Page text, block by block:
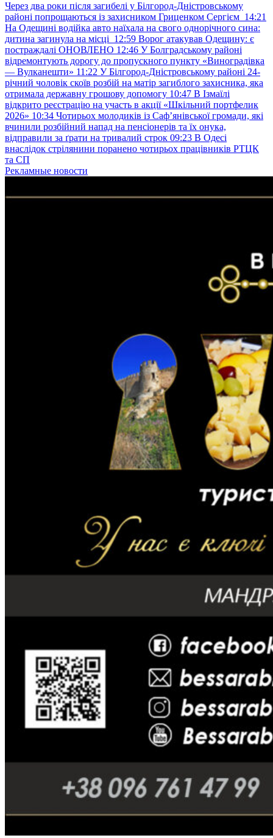
Через два роки після загибелі у Білгород-Дністровському
районі попрощаються із захисником Гриценком Сергієм 14:21
На Одещині водійка авто наїхала на свого однорічного сина:
дитина загинула на місці 12:59 Ворог атакував Одещину: є
постраждалі ОНОВЛЕНО 12:46 У Болградському районі
відремонтують дорогу до пропускного пункту «Виноградівка
— Вулканешти» 11:22 У Білгород-Дністровському районі 24-
річний чоловік скоїв розбій на матір загиблого захисника, яка
отримала державну грошову допомогу 10:47 В Ізмаїлі
відкрито реєстрацію на участь в акції «Шкільний портфелик
2026» 10:34 Чотирьох молодиків із Саф’янівської громади, які
вчинили розбійний напад на пенсіонерів та їх онука,
відправили за ґрати на тривалий строк 09:23 В Одесі
внаслідок стрілянини поранено чотирьох працівників РТЦК
та СП
Рекламные новости